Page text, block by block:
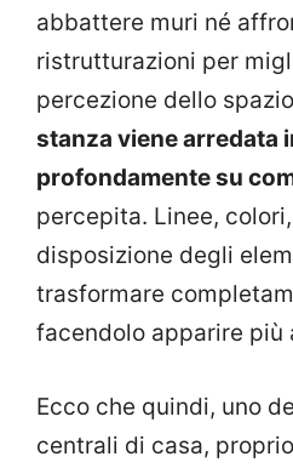
abbattere muri né
ristrutturazioni per
percezione dello
stanza viene arredata
profondamente su
percepita. Linee,
disposizione degli
trasformare
facendolo apparire più
Ecco che quindi, uno
centrali di casa,